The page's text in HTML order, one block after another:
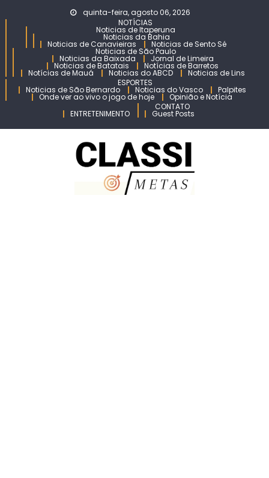
to
content
quinta-feira, agosto 06, 2026
NOTÍCIAS
Noticias de Itaperuna
Noticias da Bahia
Noticias de Canavieiras Noticias de Sento Sé
Noticias de São Paulo
Noticias da Baixada Jornal de Limeira
Noticias de Batatais Notícias de Barretos
Notícias de Mauá Noticias do ABCD
Noticias de Lins
ESPORTES
Noticias de São Bernardo Noticias do Vasco Palpites
Onde ver ao vivo o jogo de hoje
Opinião e Notícia
ENTRETENIMENTO
CONTATO
Guest Posts